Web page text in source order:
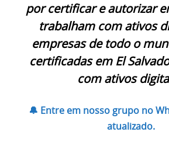
por certificar e autorizar
trabalham com ativos
empresas de todo o
certificadas em El
com ativos
🔔 Entre em nosso grupo no
atualizado.